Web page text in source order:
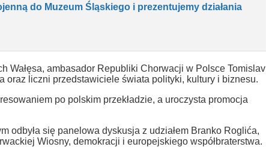
do Muzeum Śląskiego i prezentujemy działania
Wałęsa, ambasador Republiki Chorwacji w Polsce Tomislav
liczni przedstawiciele świata polityki, kultury i biznesu.
po polskim przekładzie, a uroczysta promocja
odbyła się panelowa dyskusja z udziałem Branko Roglića,
Wiosny, demokracji i europejskiego współbraterstwa.